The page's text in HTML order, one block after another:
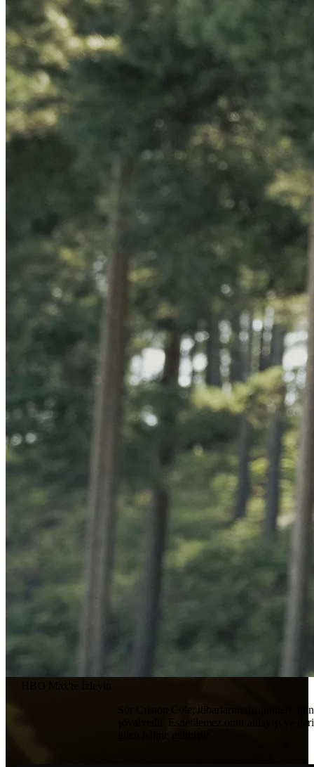
HBO Max'te İzleyin
Sör Criston Cole; itibarlarını disiplinleri,
şövalyedir. Esnetilemez onur anlayışı ve
gücü hâline gelmiştir.